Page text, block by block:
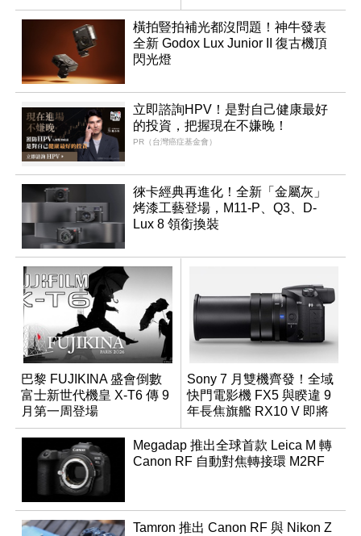
同步亮相
橫拍豎拍補光都沒問題！神牛發表
全新 Godox Lux Junior II 復古機頂
閃光燈
立即諮詢HPV！是對自己健康最好
的投資，把握現在不嫌晚！
PR（台灣癌症基金會）
徠卡經典再進化！全新「金屬灰」
烤漆工藝登場，M11-P、Q3、D-
Lux 8 領銜換裝
巴黎 FUJIKINA 盛會倒數
富士新世代機皇 X-T6 傳 9
月第一周登場
Sony 7 月雙機齊發！全域
快門電影機 FX5 與睽違 9
年長焦旗艦 RX10 V 即將
登場
Megadap 推出全球首款 Leica M 轉
Canon RF 自動對焦轉接環 M2RF
Tamron 推出 Canon RF 與 Nikon Z